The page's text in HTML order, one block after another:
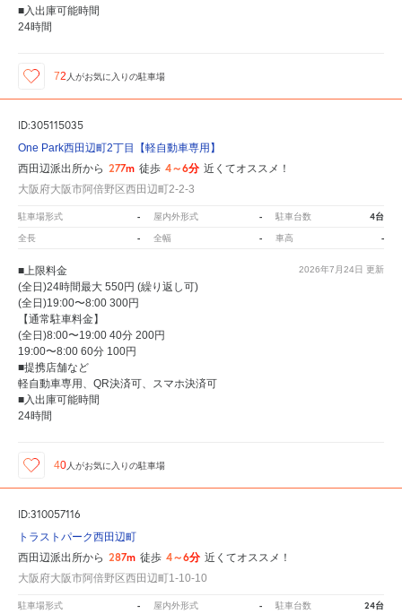
■入出庫可能時間
24時間
72 人がお気に入りの駐車場
ID:305115035
One Park西田辺町2丁目【軽自動車専用】
西田辺派出所から 277m 徒歩 4～6分 近くてオススメ！
大阪府大阪市阿倍野区西田辺町2-2-3
駐車場形式 - 屋内外形式 - 駐車台数 4台
全長 - 全幅 - 車高 -
2026年7月24日 更新
■上限料金
(全日)24時間最大 550円 (繰り返し可)
(全日)19:00〜8:00 300円
【通常駐車料金】
(全日)8:00〜19:00 40分 200円
19:00〜8:00 60分 100円
■提携店舗など
軽自動車専用、QR決済可、スマホ決済可
■入出庫可能時間
24時間
40 人がお気に入りの駐車場
ID:310057116
トラストパーク西田辺町
西田辺派出所から 287m 徒歩 4～6分 近くてオススメ！
大阪府大阪市阿倍野区西田辺町1-10-10
駐車場形式 - 屋内外形式 - 駐車台数 24台